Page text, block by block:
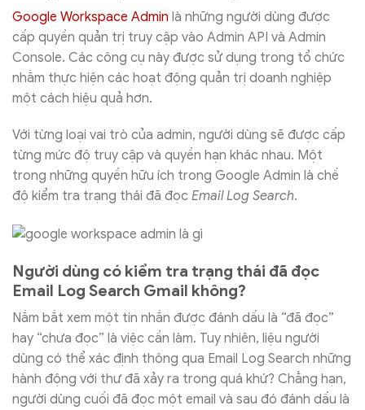
Google Workspace Admin là những người dùng được
cấp quyền quản trị truy cập vào Admin API và Admin
Console. Các công cụ này được sử dụng trong tổ chức
nhằm thực hiện các hoạt động quản trị doanh nghiệp
một cách hiệu quả hơn.
Với từng loại vai trò của admin, người dùng sẽ được cấp
từng mức độ truy cập và quyền hạn khác nhau. Một
trong những quyền hữu ích trong Google Admin là chế
độ kiểm tra trạng thái đã đọc Email Log Search.
Người dùng có kiểm tra trạng thái đã đọc
Email Log Search Gmail không?
Nắm bắt xem một tin nhắn được đánh dấu là “đã đọc”
hay “chưa đọc” là việc cần làm. Tuy nhiên, liệu người
dùng có thể xác định thông qua Email Log Search những
hành động với thư đã xảy ra trong quá khứ? Chẳng hạn,
người dùng cuối đã đọc một email và sau đó đánh dấu là